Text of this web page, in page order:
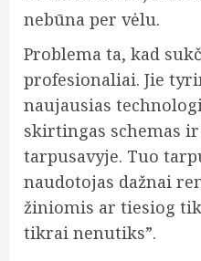
nebūna per vėlu.
Problema ta, kad
profesionaliai. Jie
naujausias
skirtingas schemas
tarpusavyje. Tuo
naudotojas dažnai
žiniomis ar tiesiog
tikrai nenutiks”.